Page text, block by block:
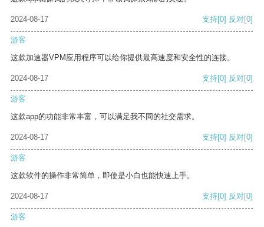
2024-08-17 支持[0] 反对[0]
游客
这款加速器VPM应用程序可以给你提供最高速度和安全性的连接。
2024-08-17 支持[0] 反对[0]
游客
这款app的功能非常丰富，可以满足我不同的社交需求。
2024-08-17 支持[0] 反对[0]
游客
这款软件的操作非常简单，即使是小白也能快速上手。
2024-08-17 支持[0] 反对[0]
游客